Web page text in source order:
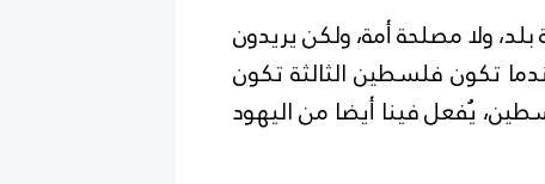
ولا مصلحة أمة، ولكن يريدون
تكون فلسطين الثالثة تكون
يُفعل فينا أيضا من اليهود